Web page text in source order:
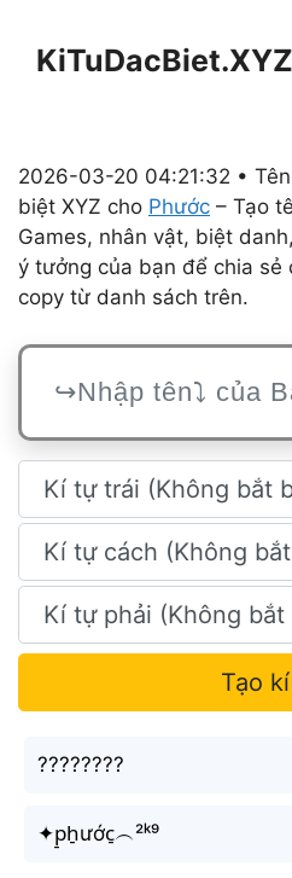
KiTuDacBiet.XYZ
2026-03-20 04:21:32 •
biệt XYZ cho Phước – Tạo
Games, nhân vật, biệt
ý tưởng của bạn để chia sẻ
copy từ danh sách trên.
Tạo
????????
✦p̠h̠ước̠︵²ᵏ⁹